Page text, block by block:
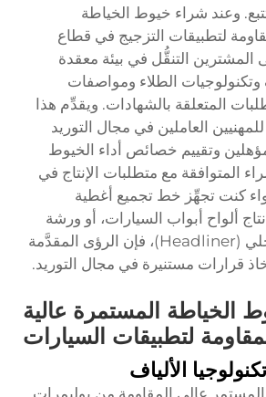
وعند شراء خيوط الخياطة
لتطبيقات التزجيج في قطاع
المشترين التنقُّل في بيئة معقدة
وتكنولوجيات الطلاء ومواصفات
المتعلقة بالشهادات. ويقدِّم هذا
العاملين في مجال التوريد
وتقييم خصائص أداء الخيوط
المتوافقة مع متطلبات الإنتاج في
كنت تجهِّز خط تجميع أغطية
ألواح أبواب السيارات، أو ورشة
تصنيع السقف الداخلي (Headliner)، فإن الرؤى المقدَّمة
قرارات مستنيرة في مجال التوريد.
الخياطة المستمرة عالية
لتطبيقات السيارات
الألياف
عالي المقاومة من بوليمرات